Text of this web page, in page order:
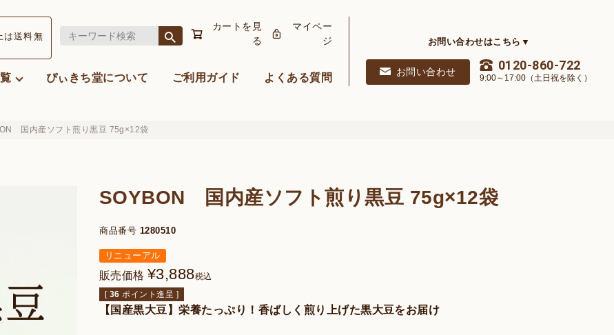
は送料無
カートを見
る
マイペー
ジ
ぴぃきち堂について ご利用ガイド よくある質問
お問い合わせはこちら▼
お問い合わせ 0120-860-722
9:00～17:00（土日祝を除く）
国内産ソフト煎り黒豆 75g×12袋
SOYBON 国内産ソフト煎り黒豆 75g×12袋
商品番号 1280510
リニューアル
販売価格 ¥3,888税込
[ 36 ポイント進呈 ]
【国産黒大豆】栄養たっぷり！香ばしく煎り上げた黒大豆をお届け